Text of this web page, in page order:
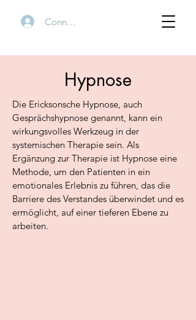
Connexion
Hypnose
Die Ericksonsche Hypnose, auch
Gesprächshypnose genannt, kann ein
wirkungsvolles Werkzeug in der
systemischen Therapie sein. Als
Ergänzung zur Therapie ist Hypnose eine
Methode, um den Patienten in ein
emotionales Erlebnis zu führen, das die
Barriere des Verstandes überwindet und es
ermöglicht, auf einer tieferen Ebene zu
arbeiten.